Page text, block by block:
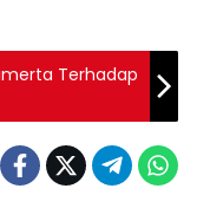
Terhadap